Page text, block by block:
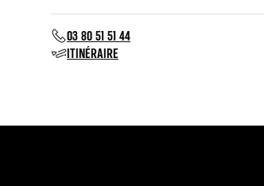
03 80 51 51 44
ITINÉRAIRE